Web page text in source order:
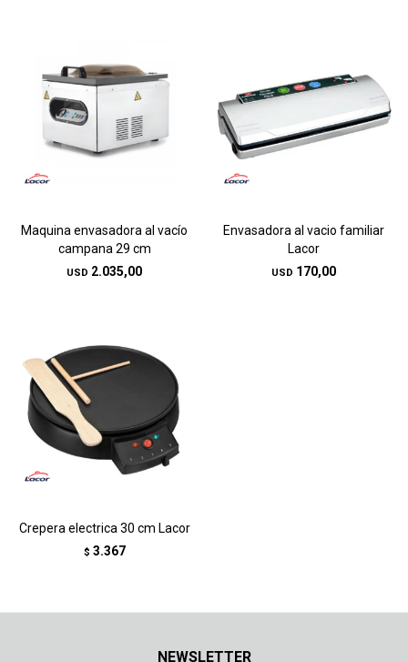
Maquina envasadora al vacío
campana 29 cm
USD 2.035,00
Envasadora al vacio familiar
Lacor
USD 170,00
Crepera electrica 30 cm Lacor
$ 3.367
NEWSLETTER